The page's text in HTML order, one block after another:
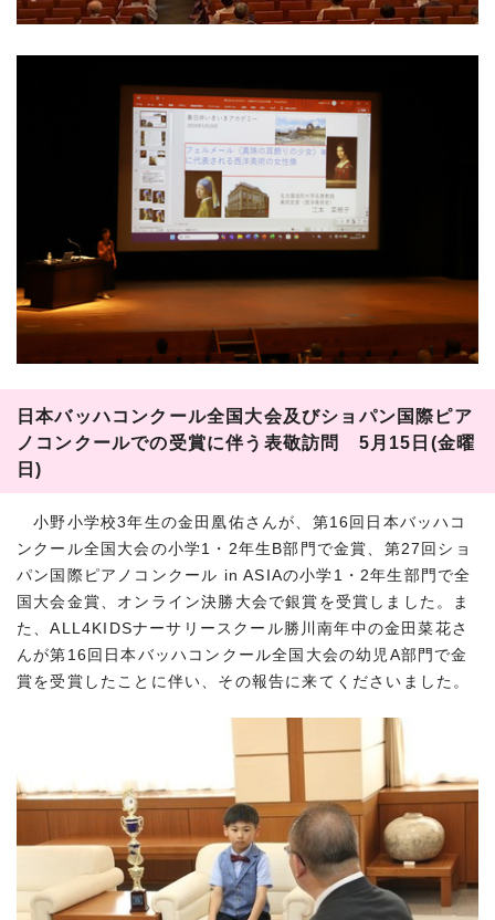
日本バッハコンクール全国大会及びショパン国際ピア
ノコンクールでの受賞に伴う表敬訪問 5月15日(金曜
日)
小野小学校3年生の金田凰佑さんが、第16回日本バッハコ
ンクール全国大会の小学1・2年生B部門で金賞、第27回ショ
パン国際ピアノコンクール in ASIAの小学1・2年生部門で全
国大会金賞、オンライン決勝大会で銀賞を受賞しました。ま
た、ALL4KIDSナーサリースクール勝川南年中の金田菜花さ
んが第16回日本バッハコンクール全国大会の幼児A部門で金
賞を受賞したことに伴い、その報告に来てくださいました。